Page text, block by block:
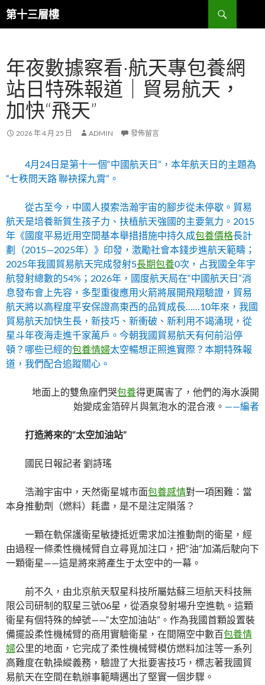
跳
至
內
第十三層樓
搜
尋
年夜數據察看·航天專包養網
站日特殊報道｜貿易航天，
加快“飛天”
2026 年 4 月 25 日 ADMIN 發佈留言
4月24日是第十一個“中國航天日”，本年航天日的主題為
“七秩問天路 聯袂探九霄”。
從古至今，中國人摸索浩瀚宇宙的腳步從未停歇。貿易
航天是培養新質生孩子力、扶植航天強國的主要氣力。2015
年《國度平易近用空間基本舉措措施中持久成包養價格長計
劃（2015—2025年）》印發，激勵社會本錢步進航天範疇；
2025年我國貿易航天完成發射5長期包養0次，占我國全年宇
航發射總數的54%；2026年，國度航天局在“中國航天日”消
息發布會上先容，多型重復應用火箭將展開飛翔驗證，貿易
航天將以高程度平安保證高東西的品質成長……10年來，我國
貿易航天加快生長，新技巧、新衝破、新利用不竭涌現，從
星斗年夜海走進千家萬戶。今朝我國貿易航天有何前沿停
頓？哪些已經的包養情婦太空暢想正照進實際？本期特殊報
道，我們配合追蹤關心。
地面上的雙魚座們哭包養得更厲害了，他們的海水淚開
始變成金箔碎片與氣泡水的混合液。 ——編者
打造將來的“太空加油站”
國民日報記者 劉詩瑤
浩瀚宇宙中，天然衛星城市面包養感情對一項困難：當
本身推動劑（燃料）耗盡，是不是注定隕落？
一顆在軌保護衛星敏捷抵近需求加注推動劑的衛星，經
由過程一條柔性機械臂自立尋覓加注口，把“油”加滿后駛向下
一顆衛星——這是將來將產生于太空中的一幕。
前不久，由北京航天馭星科技所屬姑蘇三垣航天科技無
限公司研制的馭星三號06星，從酒泉發射場升空進軌。這顆
衛星有個特殊的綽號——“太空加油站”。作為我國首顆設置裝
備擺設柔性機械臂的商用實驗衛星，在間隔空中數百包養情
婦公里的地面，它完成了柔性機械臂模仿燃料加注等一系列
高難度在軌操縱義務，驗證了大批要害技巧，標志著我國貿
易航天在空間在軌辦事範疇邁出了堅實一個步驟。